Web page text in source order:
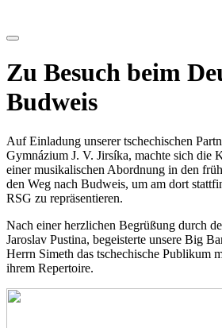
Zu Besuch beim
Budweis
Auf Einladung unserer tschechischen
Gymnázium J. V. Jirsíka, machte sich die
einer musikalischen Abordnung in den
den Weg nach Budweis, um am dort
RSG zu repräsentieren.
Nach einer herzlichen Begrüßung durch
Jaroslav Pustina, begeisterte unsere Big
Herrn Simeth das tschechische Publikum
ihrem Repertoire.